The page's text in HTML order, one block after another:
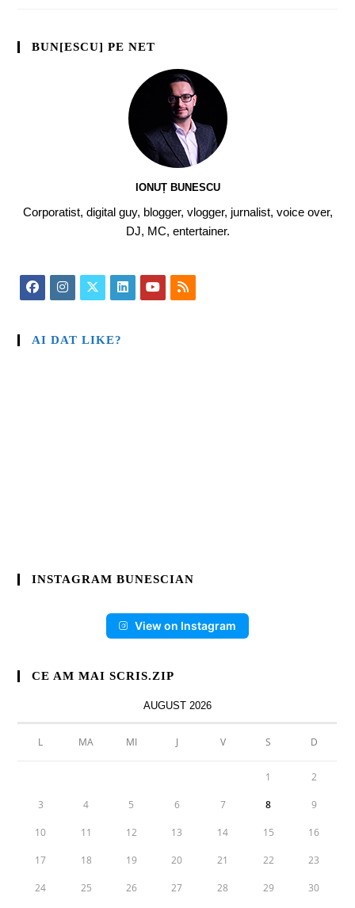
BUN[ESCU] PE NET
IONUȚ BUNESCU
Corporatist, digital guy, blogger, vlogger, jurnalist, voice over,
DJ, MC, entertainer.
AI DAT LIKE?
INSTAGRAM BUNESCIAN
View on Instagram
CE AM MAI SCRIS.ZIP
AUGUST 2026
L MA MI J V S D
1 2
3 4 5 6 7 8 9
10 11 12 13 14 15 16
17 18 19 20 21 22 23
24 25 26 27 28 29 30